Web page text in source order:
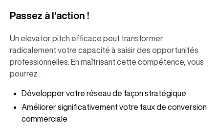
Passez à l'action !
Un elevator pitch efficace peut transformer
radicalement votre capacité à saisir des opportunités
professionnelles. En maîtrisant cette compétence, vous
pourrez :
Développer votre réseau de façon stratégique
Améliorer significativement votre taux de conversion
commerciale